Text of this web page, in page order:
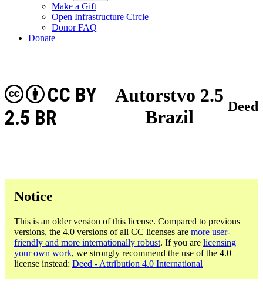
Make a Gift
Open Infrastructure Circle
Donor FAQ
Donate
Autorstvo 2.5
Brazil
CC BY
2.5 BR
Deed
Notice
This is an older version of this license. Compared to previous
versions, the 4.0 versions of all CC licenses are more user-
friendly and more internationally robust. If you are licensing
your own work, we strongly recommend the use of the 4.0
license instead: Deed - Attribution 4.0 International